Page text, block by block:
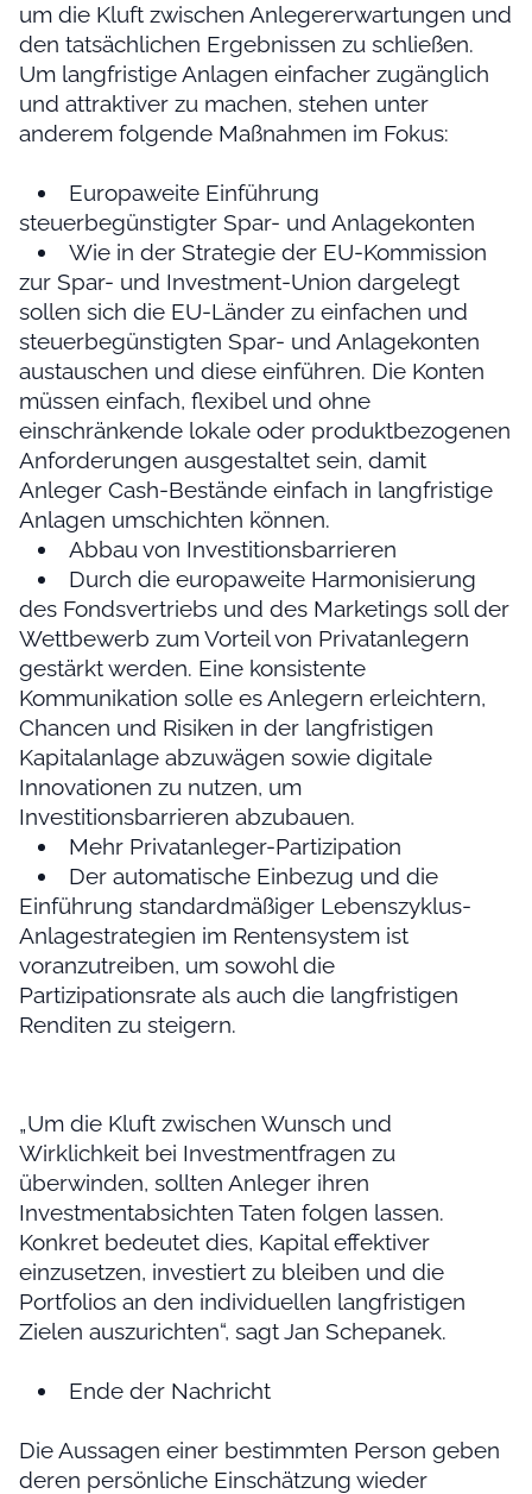
um die Kluft zwischen Anlegererwartungen und
den tatsächlichen Ergebnissen zu schließen.
Um langfristige Anlagen einfacher zugänglich
und attraktiver zu machen, stehen unter
anderem folgende Maßnahmen im Fokus:
Europaweite Einführung
steuerbegünstigter Spar- und Anlagekonten
Wie in der Strategie der EU-Kommission
zur Spar- und Investment-Union dargelegt
sollen sich die EU-Länder zu einfachen und
steuerbegünstigten Spar- und Anlagekonten
austauschen und diese einführen. Die Konten
müssen einfach, flexibel und ohne
einschränkende lokale oder produktbezogenen
Anforderungen ausgestaltet sein, damit
Anleger Cash-Bestände einfach in langfristige
Anlagen umschichten können.
Abbau von Investitionsbarrieren
Durch die europaweite Harmonisierung
des Fondsvertriebs und des Marketings soll der
Wettbewerb zum Vorteil von Privatanlegern
gestärkt werden. Eine konsistente
Kommunikation solle es Anlegern erleichtern,
Chancen und Risiken in der langfristigen
Kapitalanlage abzuwägen sowie digitale
Innovationen zu nutzen, um
Investitionsbarrieren abzubauen.
Mehr Privatanleger-Partizipation
Der automatische Einbezug und die
Einführung standardmäßiger Lebenszyklus-
Anlagestrategien im Rentensystem ist
voranzutreiben, um sowohl die
Partizipationsrate als auch die langfristigen
Renditen zu steigern.
„Um die Kluft zwischen Wunsch und
Wirklichkeit bei Investmentfragen zu
überwinden, sollten Anleger ihren
Investmentabsichten Taten folgen lassen.
Konkret bedeutet dies, Kapital effektiver
einzusetzen, investiert zu bleiben und die
Portfolios an den individuellen langfristigen
Zielen auszurichten“, sagt Jan Schepanek.
Ende der Nachricht
Die Aussagen einer bestimmten Person geben
deren persönliche Einschätzung wieder